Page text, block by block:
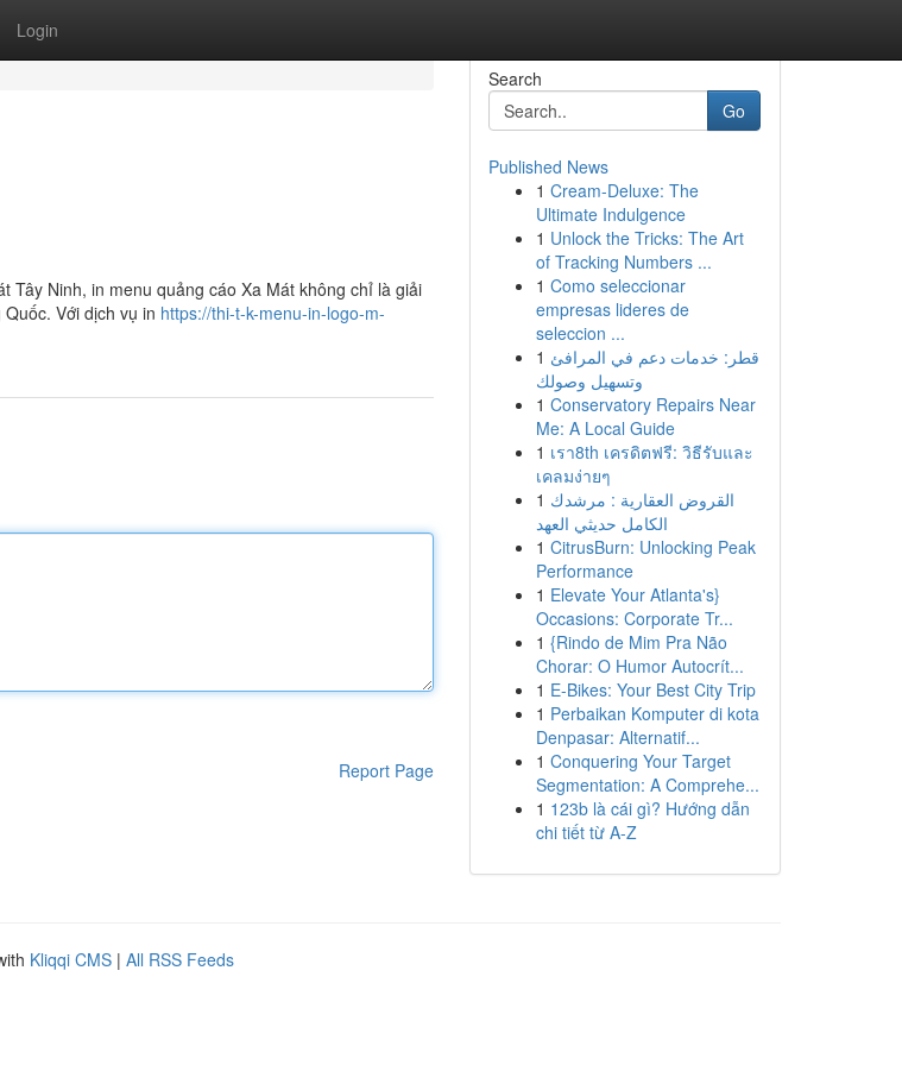
Login
Tây Ninh, in menu quảng cáo Xa Mát không chỉ là giải
Với dịch vụ in https://thi-t-k-menu-in-logo-m-
Report Page
Search
Go
Published News
1 Cream-Deluxe: The
Ultimate Indulgence
1 Unlock the Tricks: The Art
of Tracking Numbers ...
1 Como seleccionar
empresas lideres de
seleccion ...
1 قطر: خدمات دعم في المرافئ
وتسهيل وصولك
1 Conservatory Repairs Near
Me: A Local Guide
1 เรา8th เครดิตฟรี: วิธีรับและ
เคลมง่ายๆ
1 القروض العقارية : مرشدك
الكامل حديثي العهد
1 CitrusBurn: Unlocking Peak
Performance
1 Elevate Your Atlanta's}
Occasions: Corporate Tr...
1 {Rindo de Mim Pra Não
Chorar: O Humor Autocrít...
1 E-Bikes: Your Best City Trip
1 Perbaikan Komputer di kota
Denpasar: Alternatif...
1 Conquering Your Target
Segmentation: A Comprehe...
1 123b là cái gì? Hướng dẫn
chi tiết từ A-Z
Kliqqi CMS | All RSS Feeds